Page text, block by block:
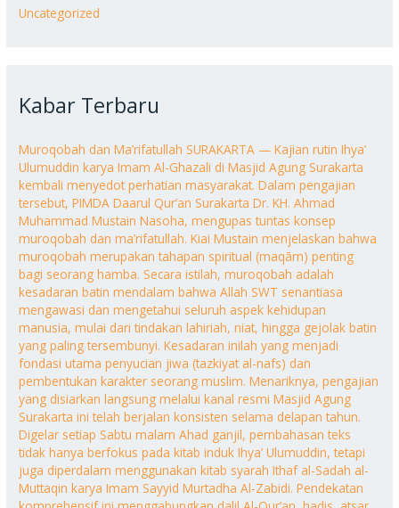
Uncategorized
Kabar Terbaru
Muroqobah dan Ma’rifatullah SURAKARTA — Kajian rutin Ihya’
Ulumuddin karya Imam Al-Ghazali di Masjid Agung Surakarta
kembali menyedot perhatian masyarakat. Dalam pengajian
tersebut, PIMDA Daarul Qur’an Surakarta Dr. KH. Ahmad
Muhammad Mustain Nasoha, mengupas tuntas konsep
muroqobah dan ma’rifatullah. Kiai Mustain menjelaskan bahwa
muroqobah merupakan tahapan spiritual (maqām) penting
bagi seorang hamba. Secara istilah, muroqobah adalah
kesadaran batin mendalam bahwa Allah SWT senantiasa
mengawasi dan mengetahui seluruh aspek kehidupan
manusia, mulai dari tindakan lahiriah, niat, hingga gejolak batin
yang paling tersembunyi. Kesadaran inilah yang menjadi
fondasi utama penyucian jiwa (tazkiyat al-nafs) dan
pembentukan karakter seorang muslim. Menariknya, pengajian
yang disiarkan langsung melalui kanal resmi Masjid Agung
Surakarta ini telah berjalan konsisten selama delapan tahun.
Digelar setiap Sabtu malam Ahad ganjil, pembahasan teks
tidak hanya berfokus pada kitab induk Ihya’ Ulumuddin, tetapi
juga diperdalam menggunakan kitab syarah Ithaf al-Sadah al-
Muttaqin karya Imam Sayyid Murtadha Al-Zabidi. Pendekatan